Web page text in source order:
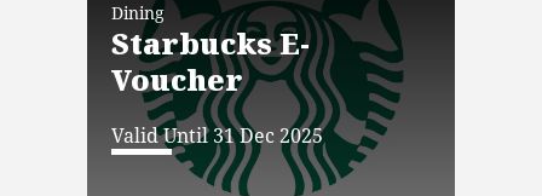
Dining
Starbucks E-
Voucher
Valid Until 31 Dec 2025